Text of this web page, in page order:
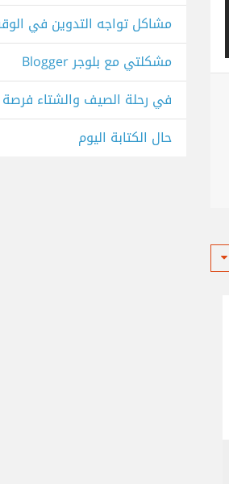
مشاكل تواجه التدوين في
مشكلتي مع بلوجر Blogger
حال الكتابة اليوم